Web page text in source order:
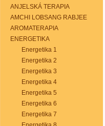
ANJELSKÁ TERAPIA
AMCHI LOBSANG RABJEE
AROMATERAPIA
ENERGETIKA
Energetika 1
Energetika 2
Energetika 3
Energetika 4
Energetika 5
Energetika 6
Energetika 7